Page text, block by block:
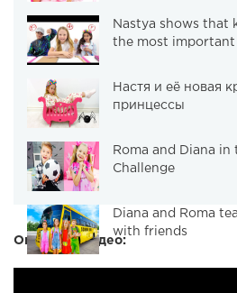
Nastya shows that
the most important
Настя и её новая
принцессы
Roma and Diana in
Challenge
Diana and Roma
with friends
Описание видео: